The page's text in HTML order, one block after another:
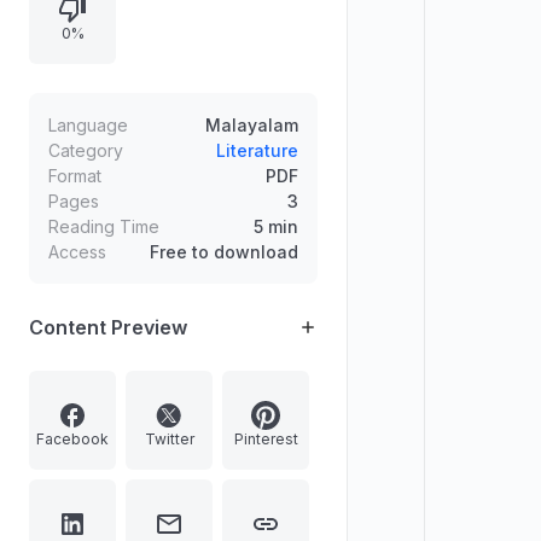
വർഷങ്ങളും (ഉദാ., 2019, 2022,
2023, 2024) കൂടാതെ പുസ്തക/കൃതി
0%
Language
Malayalam
Category
Literature
Format
PDF
Pages
3
Reading Time
5 min
Access
Free to download
Content Preview
Facebook Twitter Pinterest